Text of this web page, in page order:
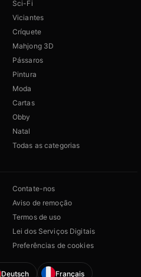
Sci-Fi
Viciantes
Críquete
Mahjong 3D
Pássaros
Pintura
Moda
Cartas
Obby
Natal
Todas as categorias
Contate-nos
Aviso de remoção
Termos de uso
Lei dos Serviços Digitais
Preferências de cookies
Deutsch Français